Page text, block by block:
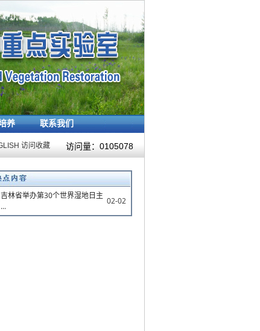
养 联系我们
访问收藏 访问量： 0105078
吉林省举办第30个世界湿地日主
...
02-02